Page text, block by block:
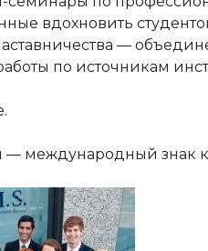
вдохновить
—
по источникам
— международный знак